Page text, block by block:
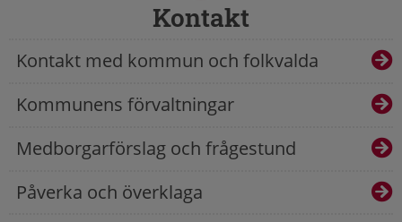
Kontakt
Kontakt med kommun och folkvalda
Kommunens förvaltningar
Medborgarförslag och frågestund
Påverka och överklaga